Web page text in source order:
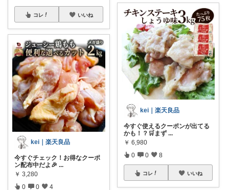
コレ いいね
kei｜楽天良品
今すぐチェック！お得なクーポ
ン配布中だよ🎉 ...
￥ 3,280
0 0 4
kei｜楽天良品
今すぐ使えるクーポンが出てる
かも！？🛒まず ...
￥ 6,980
0 0 8
コレ いいね